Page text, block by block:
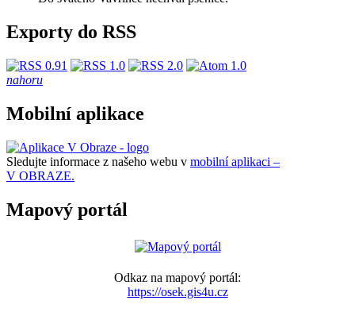
Exporty do RSS
nahoru
Mobilní aplikace
Sledujte informace z našeho webu v mobilní aplikaci –
V OBRAZE.
Mapový portál
Odkaz na mapový portál:
https://osek.gis4u.cz